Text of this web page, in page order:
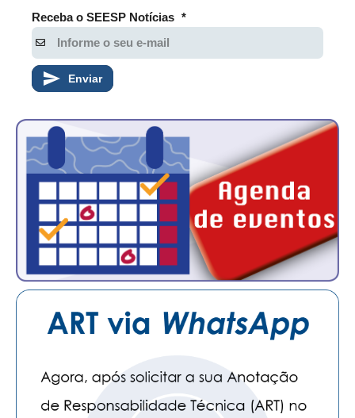
Receba o SEESP Notícias *
Enviar